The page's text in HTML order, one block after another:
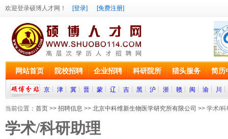
欢迎登录硕博人才网！ [登录] [免费注册]
网站首页 院校招聘 企业招聘 科研院所 猎头服务 简历
京 津 冀 晋 蒙 辽 吉 黑 沪 浙 赣 闽 渝 川
当前位置： 首页 >> 招聘信息 >> 北京中科维新生物医学研究所有限公司 >> 学术/科
学术/科研助理